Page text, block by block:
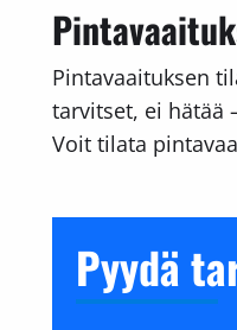
Pintavaaituksen
tarvitset, ei hätää
Voit tilata
Pyydä